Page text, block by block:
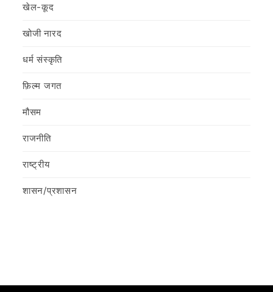
खेल-कूद
खोजी नारद
धर्म संस्कृति
फ़िल्‍म जगत
मौसम
राजनीति
राष्ट्रीय
शासन/प्रशासन